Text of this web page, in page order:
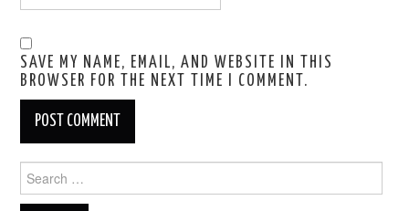
SAVE MY NAME, EMAIL, AND WEBSITE IN THIS
BROWSER FOR THE NEXT TIME I COMMENT.
for: